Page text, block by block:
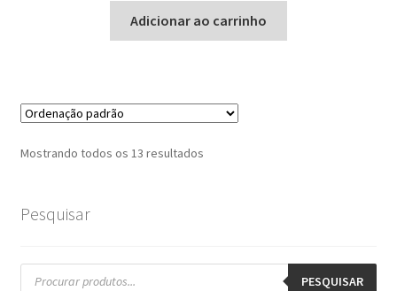
Adicionar ao carrinho
Mostrando todos os 13 resultados
Pesquisar
Pesquisar
produtos PESQUISAR